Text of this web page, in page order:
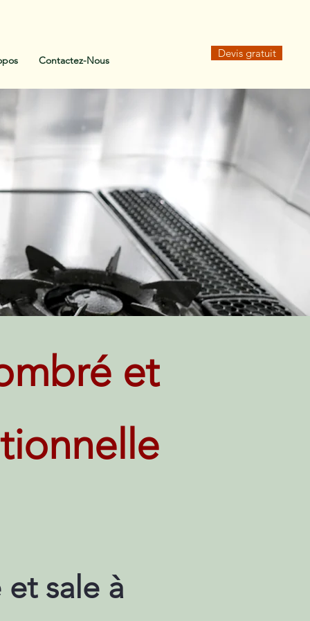
Contactez-Nous
Devis gratuit
et
sale à